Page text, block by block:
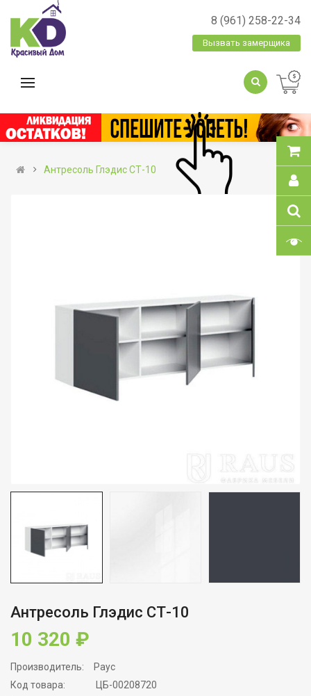
8 (961) 258-22-34
Вызвать замерщика
Антресоль Глэдис СТ-10
Антресоль Глэдис СТ-10
10 320 ₽
Производитель:
Раус
Код товара:
ЦБ-00208720